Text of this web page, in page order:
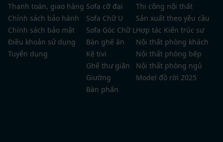
Thanh toán, giao hàng
Chính sách bảo hành
Chính sách bảo mật
Điều khoản sử dụng
Tuyển dụng
Sofa cỡ đại
Sofa Chữ U
Sofa Góc Chữ L
Bàn ghế ăn
Kệ tivi
Ghế thư giãn
Giường
Bàn phấn
Thi công nội thất
Sản xuất theo yêu cầu
Hợp tác Kiến trúc sư
Nội thất phòng khách
Nội thất phòng bếp
Nội thất phòng ngủ
Model đồ rời 2025